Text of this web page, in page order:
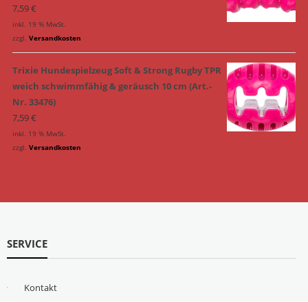
7,59€
inkl. 19 % MwSt.
zzgl. Versandkosten
Trixie Hundespielzeug Soft & Strong Rugby TPR
weich schwimmfähig & geräusch 10 cm (Art.-
Nr. 33476)
7,59€
inkl. 19 % MwSt.
zzgl. Versandkosten
SERVICE
Kontakt